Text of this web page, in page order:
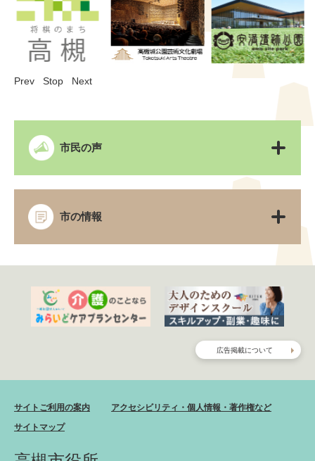
Prev Stop Next
市民の声
市の情報
広告掲載について
サイトご利用の案内
アクセシビリティ・個人情報・著作権など
サイトマップ